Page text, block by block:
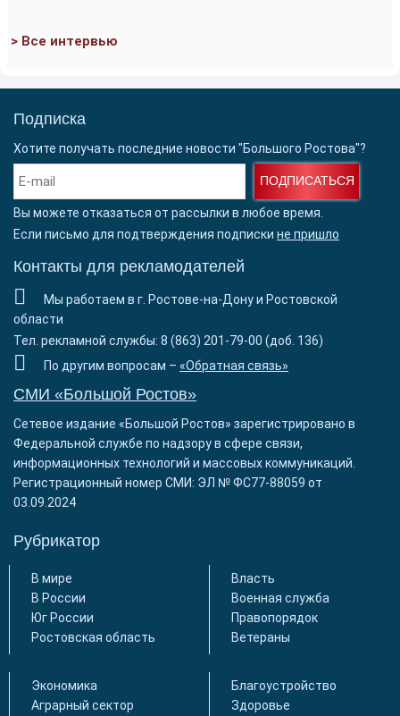
> Все интервью
Подписка
Хотите получать последние новости "Большого Ростова"?
ПОДПИСАТЬСЯ
Вы можете отказаться от рассылки в любое время.
Если письмо для подтверждения подписки не пришло
Контакты для рекламодателей
Мы работаем в г. Ростове-на-Дону и Ростовской
области
Тел. рекламной службы: 8 (863) 201-79-00 (доб. 136)
По другим вопросам – «Обратная связь»
СМИ «Большой Ростов»
Сетевое издание «Большой Ростов» зарегистрировано в
Федеральной службе по надзору в сфере связи,
информационных технологий и массовых коммуникаций.
Регистрационный номер СМИ: ЭЛ № ФС77-88059 от
03.09.2024
Рубрикатор
В мире
В России
Юг России
Ростовская область
Власть
Военная служба
Правопорядок
Ветераны
Экономика
Аграрный сектор
Благоустройство
Здоровье